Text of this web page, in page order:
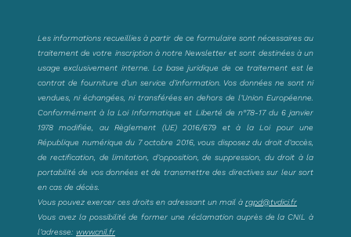
Les informations recueillies à partir de ce formulaire sont nécessaires au
traitement de votre inscription à notre Newsletter et sont destinées à un
usage exclusivement interne. La base juridique de ce traitement est le
contrat de fourniture d’un service d’information. Vos données ne sont ni
vendues, ni échangées, ni transférées en dehors de l’Union Européenne.
Conformément à la Loi Informatique et Liberté de n°78-17 du 6 janvier
1978 modifiée, au Règlement (UE) 2016/679 et à la Loi pour une
République numérique du 7 octobre 2016, vous disposez du droit d’accès,
de rectification, de limitation, d’opposition, de suppression, du droit à la
portabilité de vos données et de transmettre des directives sur leur sort
en cas de décès.
Vous pouvez exercer ces droits en adressant un mail à rgpd@tvdici.fr
Vous avez la possibilité de former une réclamation auprès de la CNIL à
l’adresse: www.cnil.fr